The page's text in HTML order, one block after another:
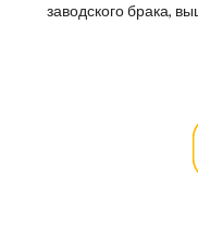
заводского брака,